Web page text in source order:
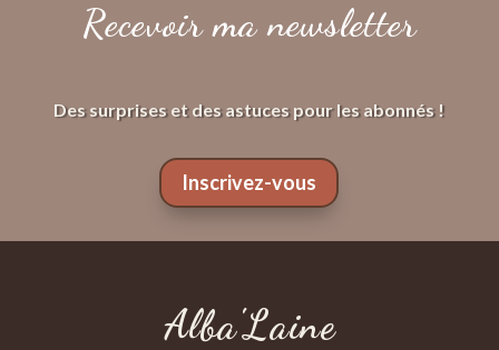
Recevoir ma newsletter
Des surprises et des astuces pour les abonnés !
Inscrivez-vous
Alba'Laine